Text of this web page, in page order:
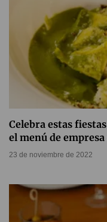
Celebra estas
el menú de
23 de noviembre de 2022